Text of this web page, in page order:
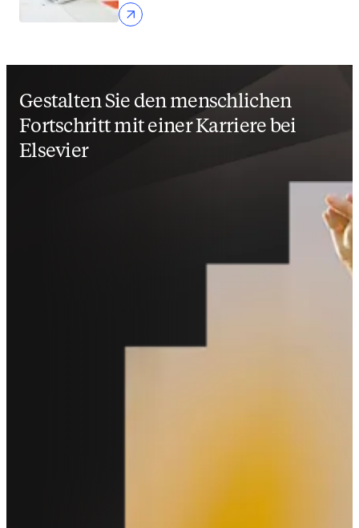
Gestalten Sie den menschlichen
Fortschritt mit einer Karriere bei
Elsevier